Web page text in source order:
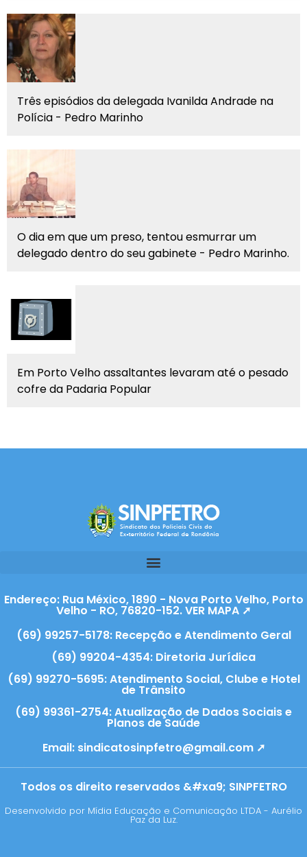
Três episódios da delegada Ivanilda Andrade na
Polícia - Pedro Marinho
O dia em que um preso, tentou esmurrar um
delegado dentro do seu gabinete - Pedro Marinho.
Em Porto Velho assaltantes levaram até o pesado
cofre da Padaria Popular
Endereço: Rua México, 1890 - Nova Porto Velho, Porto
Velho - RO, 76820-152. VER MAPA ➚
(69) 99257-5178: Recepção e Atendimento Geral
(69) 99204-4354: Diretoria Jurídica
(69) 99270-5695: Atendimento Social, Clube e Hotel
de Trânsito
(69) 99361-2754: Atualização de Dados Sociais e
Planos de Saúde
Email: sindicatosinpfetro@gmail.com ➚
Todos os direito reservados &#xa9; SINPFETRO
Desenvolvido por Mídia Educação e Comunicação LTDA - Aurélio
Paz da Luz.